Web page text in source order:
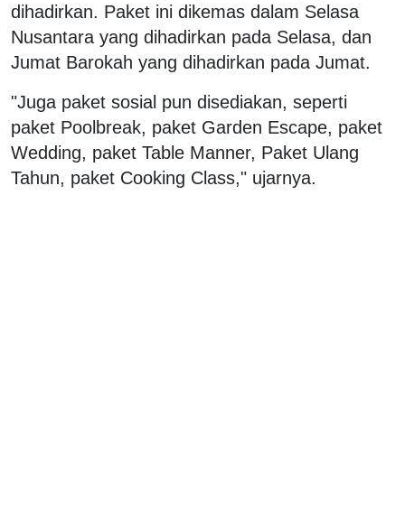
dihadirkan. Paket ini dikemas dalam Selasa
Nusantara yang dihadirkan pada Selasa, dan
Jumat Barokah yang dihadirkan pada Jumat.
"Juga paket sosial pun disediakan, seperti
paket Poolbreak, paket Garden Escape, paket
Wedding, paket Table Manner, Paket Ulang
Tahun, paket Cooking Class," ujarnya.